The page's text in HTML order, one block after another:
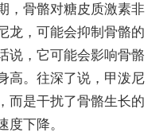
，骨骼对糖皮质激素非
龙，可能会抑制骨骼的
说，它可能会影响骨骼
高。往深了说，甲泼尼
而是干扰了骨骼生长的
度下降。